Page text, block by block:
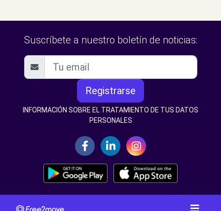
Suscríbete a nuestro boletín de noticias:
Registrarse
INFORMACIÓN SOBRE EL TRATAMIENTO DE TUS DATOS
PERSONALES